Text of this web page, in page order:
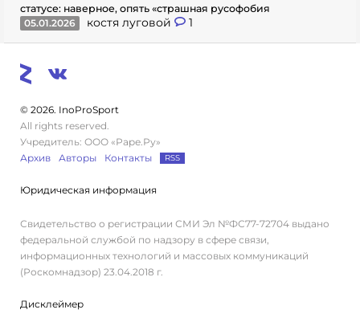
статусе: наверное, опять «страшная русофобия
05.01.2026
костя луговой 1
© 2026. InoProSport
All rights reserved.
Учредитель: ООО «Раре.Ру»
Архив
Авторы Контакты RSS
Юридическая информация
Свидетельство о регистрации СМИ Эл №ФС77-72704 выдано
федеральной службой по надзору в сфере связи,
информационных технологий и массовых коммуникаций
(Роскомнадзор) 23.04.2018 г.
Дисклеймер